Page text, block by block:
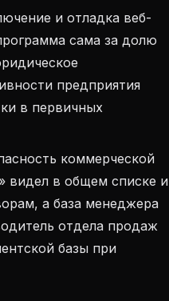
и отладка веб-
сама за долю
предприятия
в первичных
коммерческой
видел в общем списке и
а база менеджера
отдела продаж
базы при